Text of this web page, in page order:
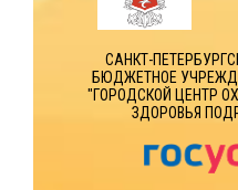
САНКТ-
БЮДЖЕТНОЕ
"ГОРОДСКОЙ ЦЕНТР
ЗДОРОВЬЯ